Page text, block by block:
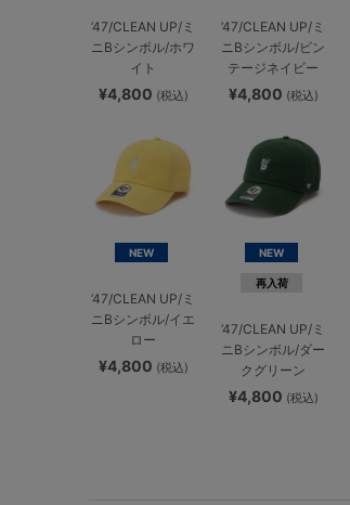
’47/CLEAN UP/ミ
ニBシンボル/ホワ
イト
¥4,800 (税込)
’47/CLEAN UP/ミ
ニBシンボル/ビン
テージネイビー
¥4,800 (税込)
NEW
’47/CLEAN UP/ミ
ニBシンボル/イエ
ロー
¥4,800 (税込)
NEW
再入荷
’47/CLEAN UP/ミ
ニBシンボル/ダー
クグリーン
¥4,800 (税込)